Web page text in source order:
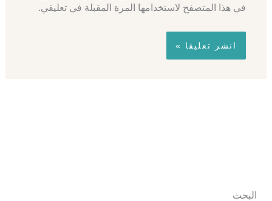
في هذا المتصفح لاستخدامها المرة المقبلة في تعليقي.
البحث